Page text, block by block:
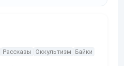
Рассказы Оккультизм
Байки